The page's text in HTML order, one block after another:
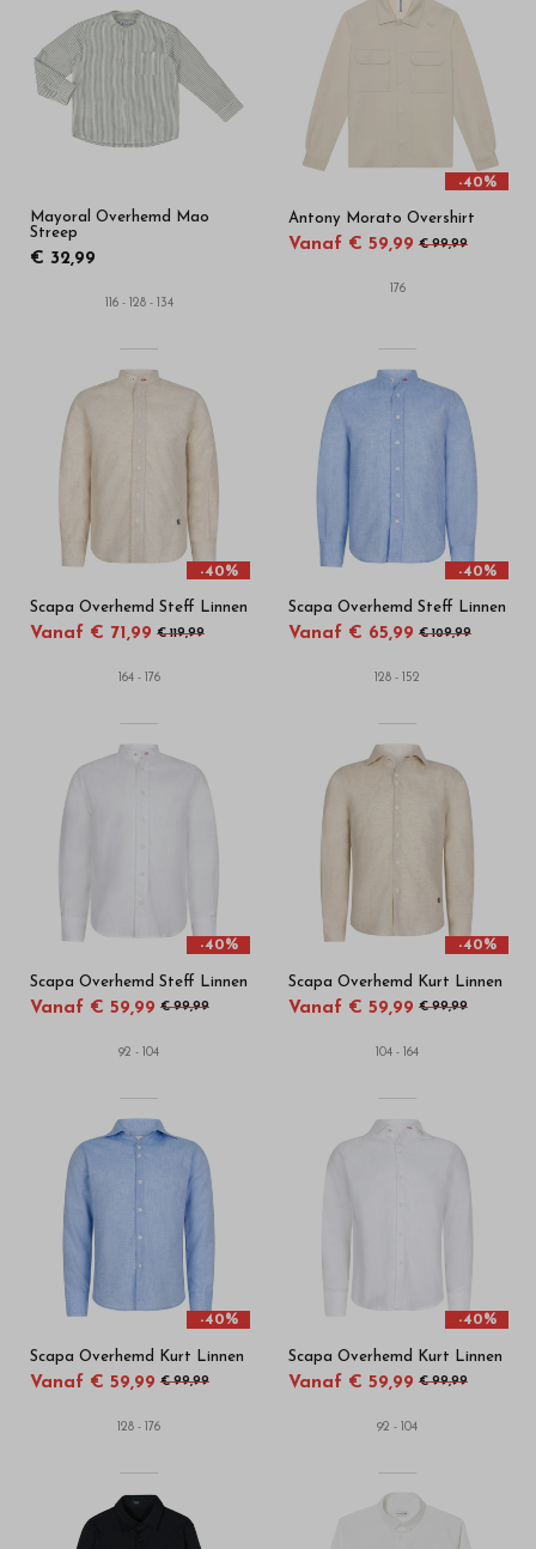
Mayoral Overhemd Mao
Streep
€ 32,99
116 - 128 - 134
-40%
Antony Morato Overshirt
Vanaf € 59,99 € 99,99
176
-40%
Scapa Overhemd Steff Linnen
Vanaf € 71,99 € 119,99
164 - 176
-40%
Scapa Overhemd Steff Linnen
Vanaf € 65,99 € 109,99
128 - 152
-40%
Scapa Overhemd Steff Linnen
Vanaf € 59,99 € 99,99
92 - 104
-40%
Scapa Overhemd Kurt Linnen
Vanaf € 59,99 € 99,99
104 - 164
-40%
Scapa Overhemd Kurt Linnen
Vanaf € 59,99 € 99,99
128 - 176
-40%
Scapa Overhemd Kurt Linnen
Vanaf € 59,99 € 99,99
92 - 104